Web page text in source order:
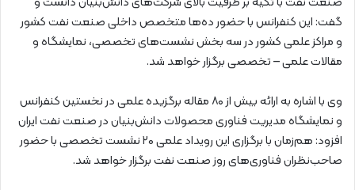
گفت: این کنفرانس با حضور ده‌ها متخصص داخلی صنعت نفت کشور
و مراکز علمی کشور در سه بخش نشست‌های تخصصی، نمایشگاه و
مقالات علمی – تخصصی برگزار خواهد شد.
وی با اشاره به ارائه بیش از ۸۰ مقاله برگزیده علمی در نخستین کنفرانس
و نمایشگاه مدیریت فناوری محصولات دانش‌بنیان در صنعت نفت ایران
افزود: هم‌زمان با برگزاری این رویداد علمی ۲۰ نشست تخصصی با حضور
صاحب‌نظران فناوری‌های روز صنعت نفت برگزار خواهد شد.